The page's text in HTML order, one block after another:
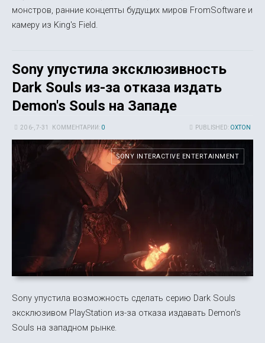
монстров, ранние концепты будущих миров FromSoftware и
камеру из King's Field.
Sony упустила эксклюзивность
Dark Souls из-за отказа издать
Demon's Souls на Западе
PUBLISHED: OXTON
20 6-, 7-31 КОММЕНТАРИИ: 0
SONY INTERACTIVE ENTERTAINMENT
Sony упустила возможность сделать серию Dark Souls
эксклюзивом PlayStation из-за отказа издавать Demon's
Souls на западном рынке.